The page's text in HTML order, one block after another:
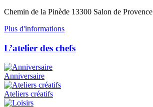
Chemin de la Pinède 13300 Salon de Provence
Plus d'informations
L’atelier des chefs
Anniversaire
Ateliers créatifs